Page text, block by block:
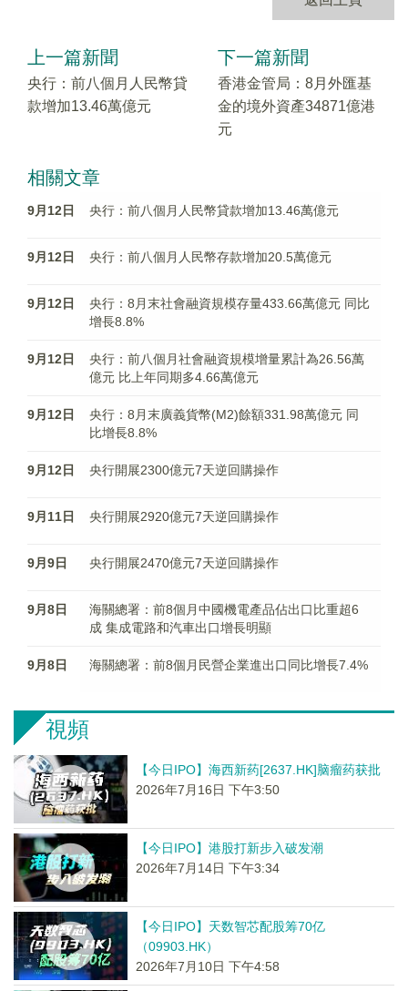
上一篇新聞
央行：前八個月人民幣貸
款增加13.46萬億元
下一篇新聞
香港金管局：8月外匯基
金的境外資產34871億港
元
相關文章
9月12日 央行：前八個月人民幣貸款增加13.46萬億元
9月12日 央行：前八個月人民幣存款增加20.5萬億元
9月12日
央行：8月末社會融資規模存量433.66萬億元 同比
增長8.8%
9月12日
央行：前八個月社會融資規模增量累計為26.56萬
億元 比上年同期多4.66萬億元
9月12日
央行：8月末廣義貨幣(M2)餘額331.98萬億元 同
比增長8.8%
9月12日 央行開展2300億元7天逆回購操作
9月11日 央行開展2920億元7天逆回購操作
9月9日 央行開展2470億元7天逆回購操作
9月8日
海關總署：前8個月中國​​​​​​​機電產品佔出口比重超6
成 集成電路和汽車出口增長明顯
9月8日 海關總署：前8個月民營企業進出口同比增長7.4%
視頻
【今日IPO】海西新药[2637.HK]脑瘤药获批
2026年7月16日 下午3:50
【今日IPO】港股打新步入破发潮
2026年7月14日 下午3:34
【今日IPO】天数智芯配股筹70亿
（09903.HK）
2026年7月10日 下午4:58